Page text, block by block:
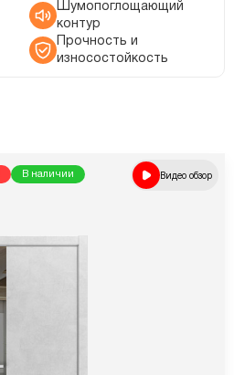
Шумопоглощающий
контур
Прочность и
износостойкость
В наличии Видео обзор